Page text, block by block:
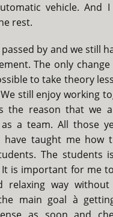
vehicle. And I
rest.
passed by and we still
The only
to take theory
still enjoy working
the reason that we
as a team. All those
have taught me how
The students
is important for me
relaxing way without
main goal à